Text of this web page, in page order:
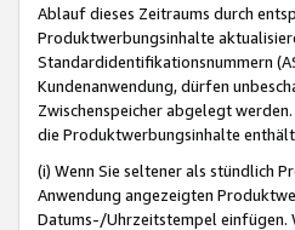
Ablauf dieses Zeitraums durch
Produktwerbungsinhalte
Standardidentifikationsnummern
Kundenanwendung, dürfen
Zwischenspeicher abgelegt
die Produktwerbungsinhalte
(i) Wenn Sie seltener als stündlich
Anwendung angezeigten
Datums-/Uhrzeitstempel einfügen.